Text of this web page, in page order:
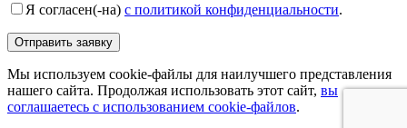
Я согласен(-на) с политикой конфиденциальности.
Мы используем cookie-файлы для наилучшего представления
нашего сайта. Продолжая использовать этот сайт, вы
соглашаетесь с использованием cookie-файлов.